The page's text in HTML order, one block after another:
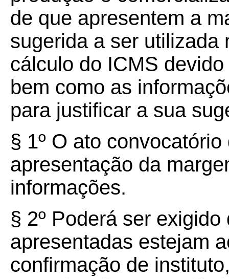
de que apresentem a
sugerida a ser utilizada
cálculo do ICMS
bem como as
para justificar a sua
§ 1º O ato
apresentação da
informações.
§ 2º Poderá ser
apresentadas estejam
confirmação de